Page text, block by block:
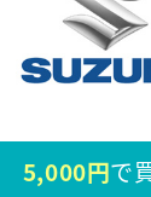
5,000円で